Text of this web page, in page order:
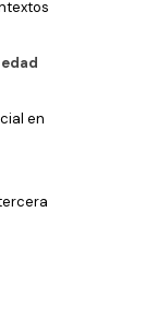
en